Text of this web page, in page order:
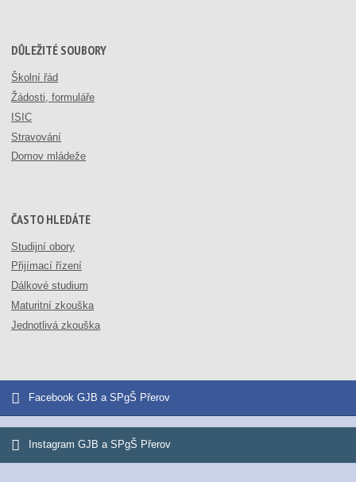
DŮLEŽITÉ SOUBORY
Školní řád
Žádosti, formuláře
ISIC
Stravování
Domov mládeže
ČASTO HLEDÁTE
Studijní obory
Přijímací řízení
Dálkové studium
Maturitní zkouška
Jednotlivá zkouška
Facebook GJB a SPgŠ Přerov
Instagram GJB a SPgŠ Přerov